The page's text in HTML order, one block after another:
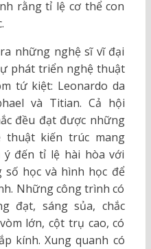
rằng tỉ lệ cơ thể con
những nghệ sĩ vĩ đại
phát triển nghệ thuật
tứ kiệt: Leonardo da
và Titian. Cả hội
đều đạt được những
kiến trúc mang
ý đến tỉ lệ hài hòa với
số học và hình học để
Những công trình có
đạt, sáng sủa, chắc
lớn, cột trụ cao, có
kính. Xung quanh có